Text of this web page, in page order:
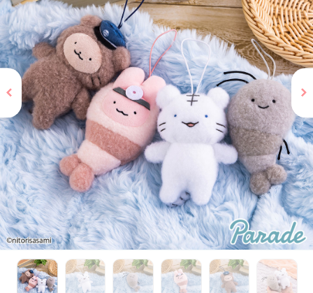
PRIZE 公式 X
PRIZE 公式 Instagram
CAPSULE TOY 公式 X
CAPSULE TOY 公式 Instagram
プライバシーポリシー